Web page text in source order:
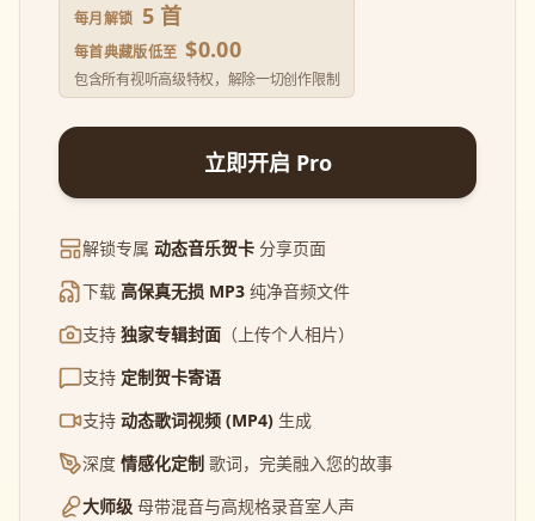
每月解锁 5 首
每首典藏版低至 $0.00
包含所有视听高级特权，解除一切创作限制
立即开启 Pro
解锁专属 动态音乐贺卡 分享页面
下载 高保真无损 MP3 纯净音频文件
支持 独家专辑封面 （上传个人相片）
支持 定制贺卡寄语
支持 动态歌词视频 (MP4) 生成
深度 情感化定制 歌词，完美融入您的故事
大师级 母带混音与高规格录音室人声